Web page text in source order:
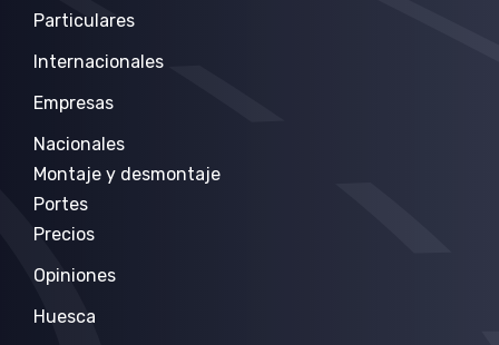
Particulares
Internacionales
Empresas
Nacionales
Montaje y desmontaje
Portes
Precios
Opiniones
Huesca